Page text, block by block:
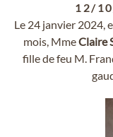
12/
Le 24 janvier 2024,
mois, MmeClaire
fille de feu M.